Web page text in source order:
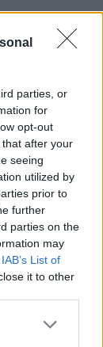
parties, or
for
opt-out
after your
seeing
utilized by
prior to
further
parties on the
may
IAB’s List of
it to other
kino
zēns
par
bez